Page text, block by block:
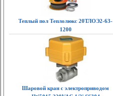
Теплый пол Теплолюкс 20ТЛОЭ2-63-
1200
Шаровой кран с электроприводом